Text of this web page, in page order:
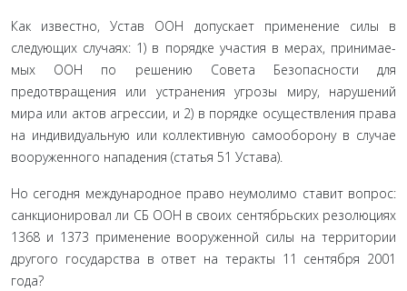
Как известно, Устав ООН допускает применение силы в
следующих случаях: 1) в порядке участия в мерах, принимае­
мых ООН по решению Совета Безопасности для
предотвраще­ния или устранения угрозы миру, нарушений
мира или актов агрессии, и 2) в порядке осуществления права
на индивидуаль­ную или коллективную самооборону в случае
вооруженного нападения (статья 51 Устава).
Но сегодня международное право неумолимо ставит во­прос:
cанкционировал ли СБ ООН в своих сентябрьских резо­люциях
1368 и 1373 применение вооруженной силы на терри­тории
другого государства в ответ на теракты 11 сентября 2001
года?